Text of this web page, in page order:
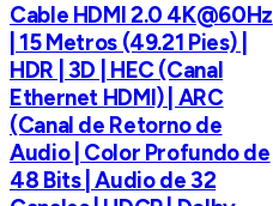
Cable HDMI 2.0 4K@60Hz
| 15 Metros (49.21 Pies) |
HDR | 3D | HEC (Canal
Ethernet HDMI) | ARC
(Canal de Retorno de
Audio | Color Profundo de
48 Bits | Audio de 32